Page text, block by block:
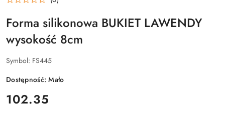
Forma silikonowa BUKIET LAWENDY
wysokość 8cm
Symbol: FS445
Dostępność:Mało
cena:
102.35